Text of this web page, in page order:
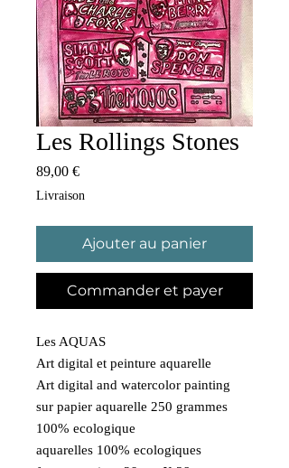
Les Rollings Stones
89,00 €Prix
Livraison
Ajouter au panier
Commander et payer
Les AQUAS
Art digital et peinture aquarelle
Art digital and watercolor painting
sur papier aquarelle 250 grammes
100% ecologique
aquarelles 100% ecologiques